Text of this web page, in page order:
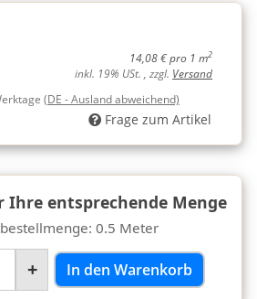
14,08 € pro 1 m2
inkl. 19% USt. , zzgl. Versand
(DE - Ausland abweichend)
Frage zum Artikel
Ihre entsprechende Menge
0.5 Meter
+ In den Warenkorb